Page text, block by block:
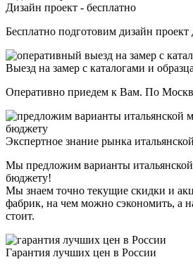
Дизайн проект - бесплатно
Бесплатно подготовим дизайн
Выезд на замер с каталогами и
Оперативно приедем к Вам. По
Экспертное знание рынка
Мы предложим варианты
бюджету!
Мы знаем точно текущие скидки и
фабрик, на чем можно сэкономить, а
стоит.
Гарантия лучших цен в России